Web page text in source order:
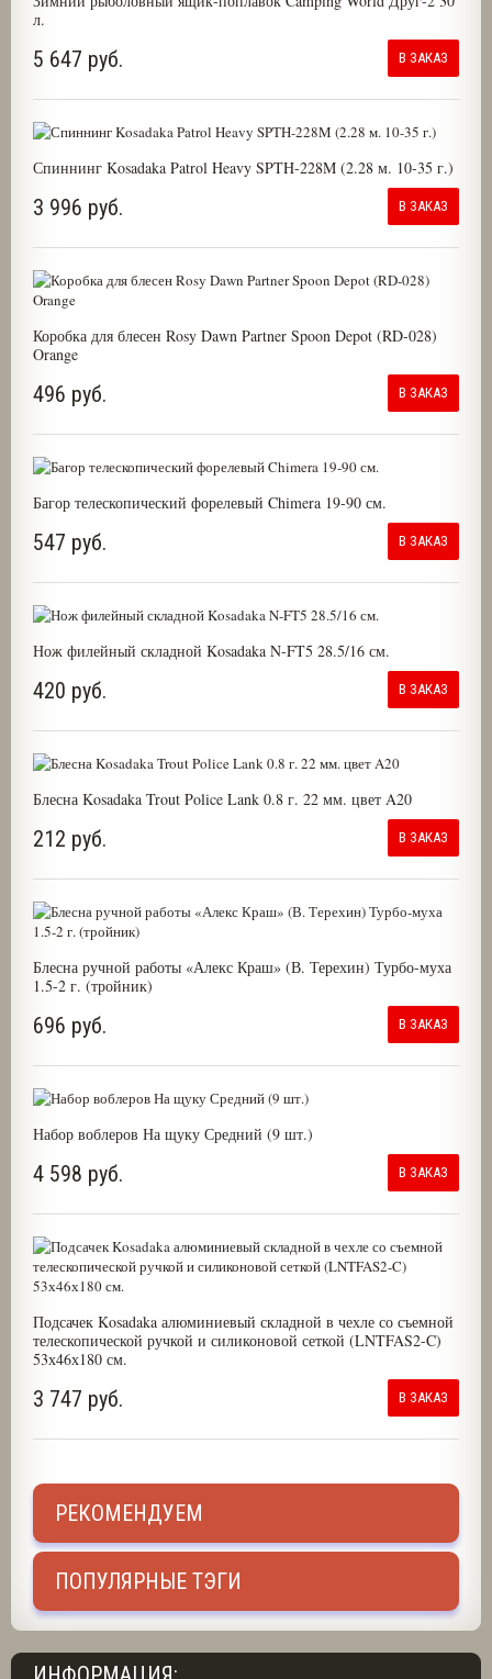
л.
5 647 руб. В ЗАКАЗ
Спиннинг Kosadaka Patrol Heavy SPTH-228M (2.28 м. 10-35 г.)
3 996 руб. В ЗАКАЗ
Коробка для блесен Rosy Dawn Partner Spoon Depot (RD-028)
Orange
496 руб. В ЗАКАЗ
Багор телескопический форелевый Chimera 19-90 см.
547 руб. В ЗАКАЗ
Нож филейный складной Kosadaka N-FT5 28.5/16 см.
420 руб. В ЗАКАЗ
Блесна Kosadaka Trout Police Lank 0.8 г. 22 мм. цвет A20
212 руб. В ЗАКАЗ
Блесна ручной работы «Алекс Краш» (В. Терехин) Турбо-муха
1.5-2 г. (тройник)
696 руб. В ЗАКАЗ
Набор воблеров На щуку Средний (9 шт.)
4 598 руб. В ЗАКАЗ
Подсачек Kosadaka алюминиевый складной в чехле со съемной
телескопической ручкой и силиконовой сеткой (LNTFAS2-C)
53х46х180 см.
3 747 руб. В ЗАКАЗ
РЕКОМЕНДУЕМ
ПОПУЛЯРНЫЕ ТЭГИ